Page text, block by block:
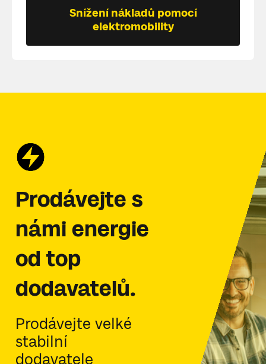
Snížení nákladů pomocí
elektromobility
Prodávejte s
námi energie
od top
dodavatelů.
Prodávejte velké
stabilní
dodavatele